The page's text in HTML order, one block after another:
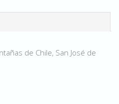
de Chile, San José de